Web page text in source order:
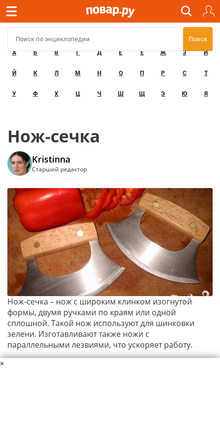
А Б В Г Д Е Ё Ж З И
Й К Л М Н О П Р С Т
У Ф Х Ц Ч Ш Щ Э Ю Я
Нож-сечка
Kristinna
Старший редактор
Нож-сечка – нож с широким клинком изогнутой
формы, двумя ручками по краям или одной
сплошной. Такой нож используют для шинковки
зелени. Изготавливают также ножи с
параллельными лезвиями, что ускоряет работу.
×